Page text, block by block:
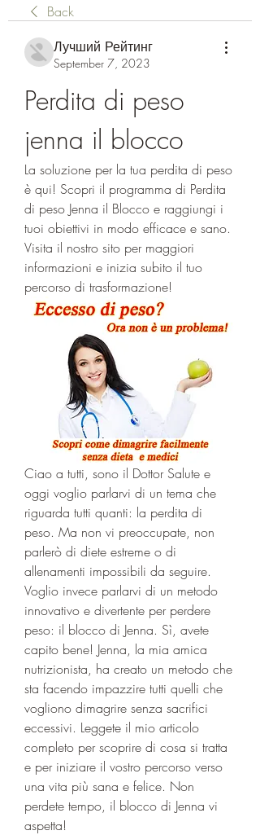
Back
Лучший Рейтинг
September 7, 2023
Perdita di peso
jenna il blocco
La soluzione per la tua perdita di peso
è qui! Scopri il programma di Perdita
di peso Jenna il Blocco e raggiungi i
tuoi obiettivi in modo efficace e sano.
Visita il nostro sito per maggiori
informazioni e inizia subito il tuo
percorso di trasformazione!
Ciao a tutti, sono il Dottor Salute e
oggi voglio parlarvi di un tema che
riguarda tutti quanti: la perdita di
peso. Ma non vi preoccupate, non
parlerò di diete estreme o di
allenamenti impossibili da seguire.
Voglio invece parlarvi di un metodo
innovativo e divertente per perdere
peso: il blocco di Jenna. Sì, avete
capito bene! Jenna, la mia amica
nutrizionista, ha creato un metodo che
sta facendo impazzire tutti quelli che
vogliono dimagrire senza sacrifici
eccessivi. Leggete il mio articolo
completo per scoprire di cosa si tratta
e per iniziare il vostro percorso verso
una vita più sana e felice. Non
perdete tempo, il blocco di Jenna vi
aspetta!